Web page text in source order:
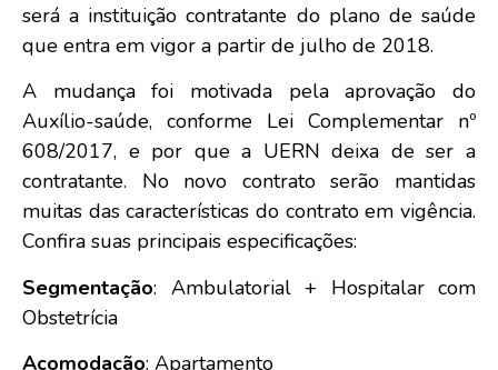
será a instituição contratante do plano de saúde
que entra em vigor a partir de julho de 2018.
A mudança foi motivada pela aprovação do
Auxílio-saúde, conforme Lei Complementar nº
608/2017, e por que a UERN deixa de ser a
contratante. No novo contrato serão mantidas
muitas das características do contrato em vigência.
Confira suas principais especificações:
Segmentação: Ambulatorial + Hospitalar com
Obstetrícia
Acomodação: Apartamento